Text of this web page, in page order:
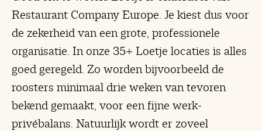
Restaurant Company Europe. Je kiest dus voor
de zekerheid van een grote, professionele
organisatie. In onze 35+ Loetje locaties is alles
goed geregeld. Zo worden bijvoorbeeld de
roosters minimaal drie weken van tevoren
bekend gemaakt, voor een fijne werk-
privébalans. Natuurlijk wordt er zoveel